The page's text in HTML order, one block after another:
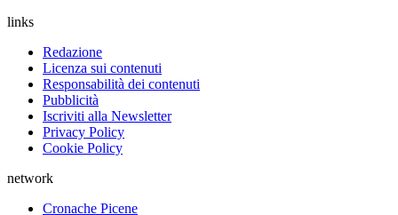
links
Redazione
Licenza sui contenuti
Responsabilità dei contenuti
Pubblicità
Iscriviti alla Newsletter
Privacy Policy
Cookie Policy
network
Cronache Picene